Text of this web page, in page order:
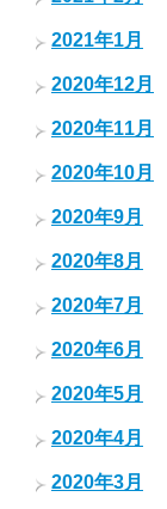
2021年1月
2020年12月
2020年11月
2020年10月
2020年9月
2020年8月
2020年7月
2020年6月
2020年5月
2020年4月
2020年3月